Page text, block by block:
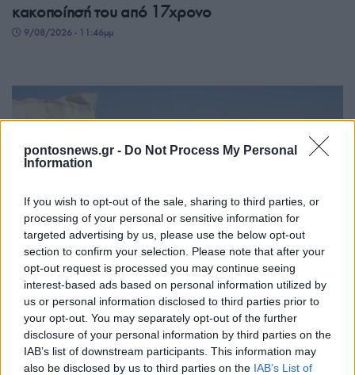
pontosnews.gr - Do Not Process My Personal
Information
If you wish to opt-out of the sale, sharing to third parties, or
processing of your personal or sensitive information for
targeted advertising by us, please use the below opt-out
section to confirm your selection. Please note that after your
opt-out request is processed you may continue seeing
interest-based ads based on personal information utilized by
us or personal information disclosed to third parties prior to
your opt-out. You may separately opt-out of the further
disclosure of your personal information by third parties on the
IAB’s list of downstream participants. This information may
also be disclosed by us to third parties on the IAB’s List of
κακοποίησή του από 17χρονο
9/08/2026 - 11:46μμ
ΕΛΛΑΔΑ
Μήλος: Εισαγγελική παρέμβαση για το
ελικόπτερο στο Σαρακήνικο
9/08/2026 - 10:15μμ